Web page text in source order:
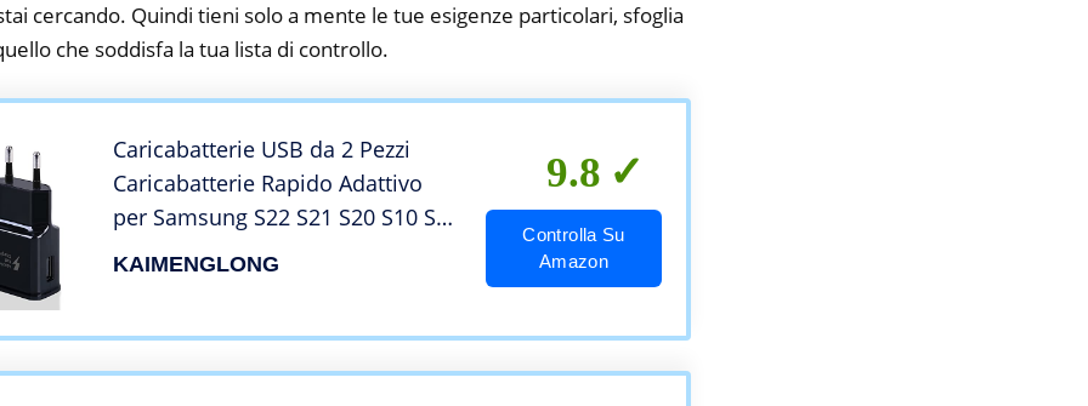
cercando. Quindi tieni solo a mente le tue esigenze particolari, sfoglia
che soddisfa la tua lista di controllo.
Caricabatterie USB da 2 Pezzi
Caricabatterie Rapido Adattivo
per Samsung S22 S21 S20 S10 S6
S7 S8 S9/A53/Edge/Plus/Active,
KAIMENGLONG
9.8
Controlla Su
Amazon